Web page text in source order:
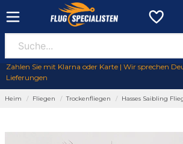
Zahlen Sie mit Klarna oder Karte | Wir sprechen
Lieferungen
Heim Fliegen Trockenfliegen Hasses Saibling